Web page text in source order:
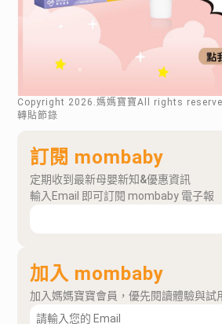
Copyright 2026 .媽媽寶寶All rights
轉貼節錄
訂閱 mombaby
定期收到最新母嬰新知&優惠資訊
輸入Email 即可訂閱 mombaby 電子報
加入 mombaby
加入媽媽寶寶會員，優先閱讀體驗與試